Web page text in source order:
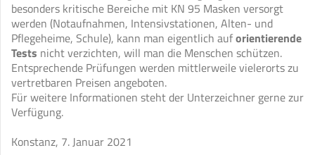
besonders kritische Bereiche mit KN 95 Masken versorgt
werden (Notaufnahmen, Intensivstationen, Alten- und
Pflegeheime, Schule), kann man eigentlich auforientierende
Tests nicht verzichten, will man die Menschen schützen.
Entsprechende Prüfungen werden mittlerweile vielerorts zu
vertretbaren Preisen angeboten.
Für weitere Informationen steht der Unterzeichner gerne zur
Verfügung.
Konstanz, 7. Januar 2021